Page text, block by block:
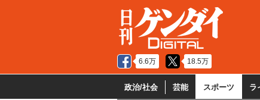
6.6万 18.5万
政治/社会 芸能 スポーツ ラ